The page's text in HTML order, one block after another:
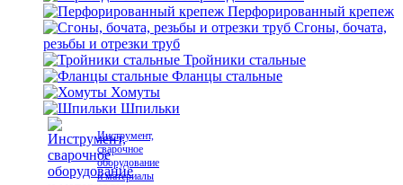
Перфорированный крепеж
Сгоны, бочата,
резьбы и отрезки труб
Тройники стальные
Фланцы стальные
Хомуты
Шпильки
Инструмент,
сварочное
оборудование
и материалы